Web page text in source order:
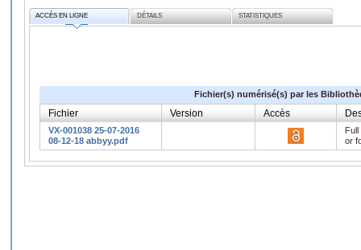
ACCÈS EN LIGNE DÉTAILS STATISTIQUES
Fichier(s) numérisé(s) par les
Fichier Version Accès
VX-001038 25-07-2016
08-12-18 abbyy.pdf
or